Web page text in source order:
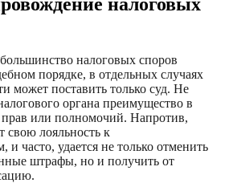
налоговых споров
порядке, в отдельных случаях
может поставить только суд. Не
органа преимущество в
или полномочий. Напротив,
свою лояльность к
и часто, удается не только отменить
штрафы, но и получить от